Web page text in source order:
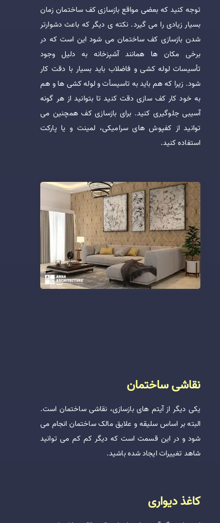
توجه کنید که بعضی مواقع بازسازی کف ساختمان زمان
بسیار زیادی را می گیرد. نکته ی دیگر که باعث دشوارتر
شدن بازسازی کف ساختمان می شود این است که در
برخی مکان ها همانند آشپزخانه به دلیل وجود
تأسیسات لوله کشی و فاضلاب باید بسیار با دقت کار
شود. زیرا که هم باید به تاسیسأت و لوله کشی ها و هم
به خود کار کف سازی دقت کنید‌ تا بتوانید از هر گونه
آسیبی جلوگیری کنید‌. برای بازسازی کف همچنین می
توانید از کفپوش های سرامیکی، لمینت و یا پارکت
استفاده کنید.
نقاشی ساختمان
یکی دیگر از آیتم های بازسازی، نقاشی ساختمان است.
البته بر اساس سلیقه و علایق مالک ساختمان انجام می
شود‌ و در این قسمت است که دیگر کم کم می توانید
شاهد تغییرات ایجاد شده باشید.
کاغذ دیواری